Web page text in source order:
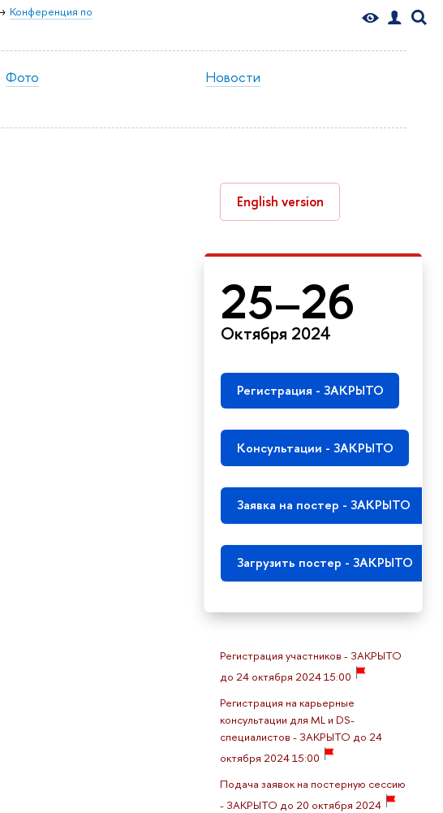
Конференция по
Фото Новости
English version
25–26
Октября 2024
Регистрация - ЗАКРЫТО
Консультации - ЗАКРЫТО
Заявка на постер - ЗАКРЫТО
Загрузить постер - ЗАКРЫТО
Регистрация участников - ЗАКРЫТО
до 24 октября 2024 15:00
Регистрация на карьерные
консультации для ML и DS-
специалистов - ЗАКРЫТО до 24
октября 2024 15:00
Подача заявок на постерную сессию
- ЗАКРЫТО до 20 октября 2024